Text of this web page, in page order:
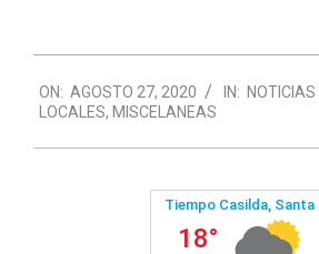
08-
27
ON: AGOSTO 27, 2020 IN: NOTICIAS
LOCALES, MISCELANEAS